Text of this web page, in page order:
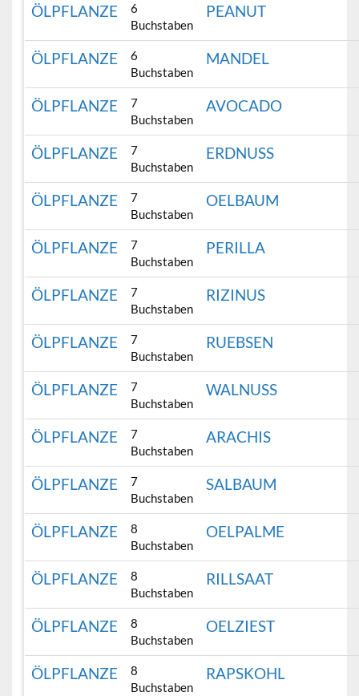
ÖLPFLANZE
6
Buchstaben
PEANUT
ÖLPFLANZE
6
Buchstaben
MANDEL
ÖLPFLANZE
7
Buchstaben
AVOCADO
ÖLPFLANZE
7
Buchstaben
ERDNUSS
ÖLPFLANZE
7
Buchstaben
OELBAUM
ÖLPFLANZE
7
Buchstaben
PERILLA
ÖLPFLANZE
7
Buchstaben
RIZINUS
ÖLPFLANZE
7
Buchstaben
RUEBSEN
ÖLPFLANZE
7
Buchstaben
WALNUSS
ÖLPFLANZE
7
Buchstaben
ARACHIS
ÖLPFLANZE
7
Buchstaben
SALBAUM
ÖLPFLANZE
8
Buchstaben
OELPALME
ÖLPFLANZE
8
Buchstaben
RILLSAAT
ÖLPFLANZE
8
Buchstaben
OELZIEST
ÖLPFLANZE
8
Buchstaben
RAPSKOHL